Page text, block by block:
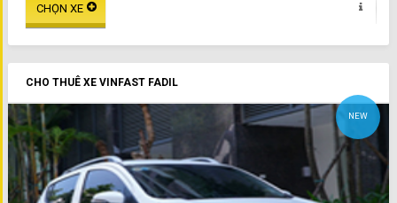
CHO THUÊ XE VINFAST FADIL
NEW